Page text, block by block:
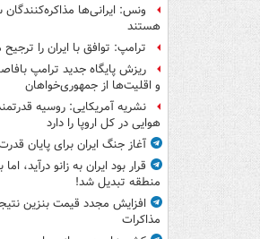
ونس: ایرانی‌ها
هستند
ترامپ: توافق با ایران را
ریزش پایگاه جدید ترامپ
و اقلیت‌ها از جمهوری‌خواهان
نشریه آمریکایی: روسیه
هوایی در کل اروپا را دارد
آغاز جنگ ایران برای پایان
قرار بود ایران به زانو درآید،
منطقه تبدیل شد!
افزایش مجدد قیمت بنزین
مذاکرات